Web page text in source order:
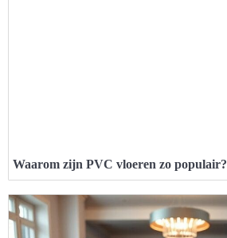
Waarom zijn PVC vloeren zo populair?